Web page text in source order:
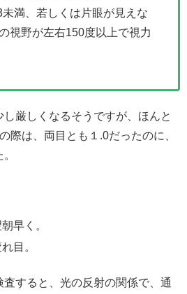
未満、若しくは片眼が見えな
視野が左右150度以上で視力
厳しくなるそうですが、ほんと
際は、両目とも１.0だったのに、
早く。
目。
すると、光の反射の関係で、通